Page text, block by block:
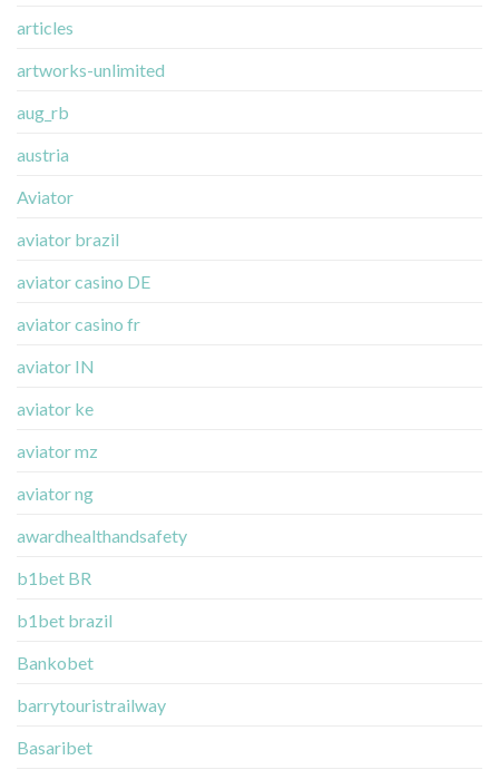
articles
artworks-unlimited
aug_rb
austria
Aviator
aviator brazil
aviator casino DE
aviator casino fr
aviator IN
aviator ke
aviator mz
aviator ng
awardhealthandsafety
b1bet BR
b1bet brazil
Bankobet
barrytouristrailway
Basaribet